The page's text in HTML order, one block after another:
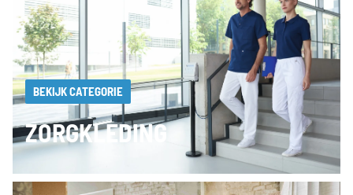
BEKIJK CATEGORIE
ZORGKLEDING